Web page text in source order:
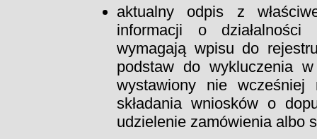
aktualny odpis z
informacji o działalności
wymagają wpisu do
podstaw do wykluczenia
wystawiony nie wcześniej
składania wniosków o
udzielenie zamówienia albo